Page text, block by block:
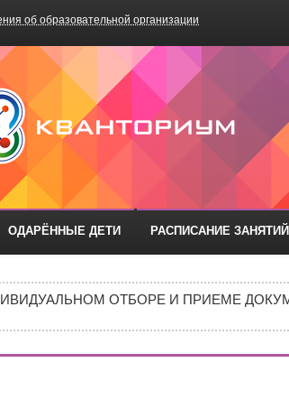
об образовательной организации
«Школа №75»
ОДАРЁННЫЕ ДЕТИ РАСПИСАНИЕ ЗАНЯТИЙ
ОРГАНИЗАЦИЙ
ОТБОРЕ И ПРИЕМЕ
В 10 КЛАСС